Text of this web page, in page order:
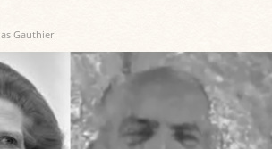
Gauthier